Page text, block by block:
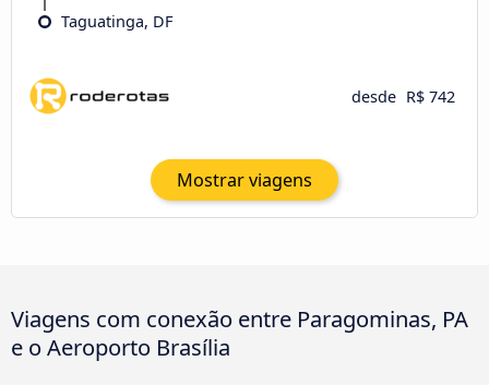
Taguatinga, DF
desde R$ 742
Mostrar viagens
Viagens com conexão entre Paragominas, PA
e o Aeroporto Brasília